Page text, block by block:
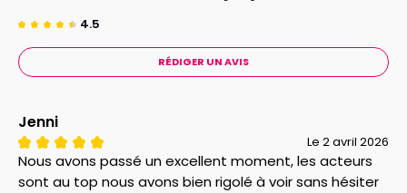
4.5
RÉDIGER UN AVIS
Jenni
Le 2 avril 2026
Nous avons passé un excellent moment, les acteurs
sont au top nous avons bien rigolé à voir sans hésiter